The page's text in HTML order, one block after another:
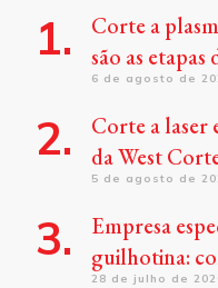
Corte a
são as etapas
6 de agosto de
Corte a laser
da West
5 de agosto de
Empresa
guilhotina:
28 de julho de